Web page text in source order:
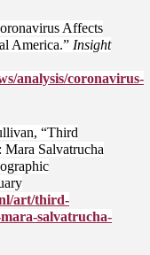
Affects
America.” Insight
analysis/coronavirus-
“Third
Salvatrucha
art/third-
salvatrucha-